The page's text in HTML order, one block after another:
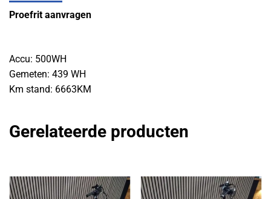
Proefrit aanvragen
Accu: 500WH
Gemeten: 439 WH
Km stand: 6663KM
Gerelateerde producten